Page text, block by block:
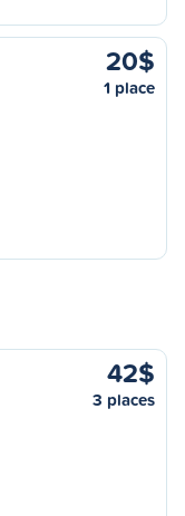
20$
1 place
42$
3 places